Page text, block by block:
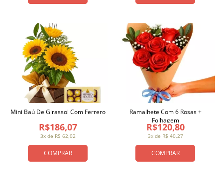
COMPRAR
3x de R$ 62,02
R$186,07
Mini Baú De Girassol Com Ferrero
COMPRAR
3x de R$ 40,27
R$120,80
Ramalhete Com 6 Rosas +
Folhagem